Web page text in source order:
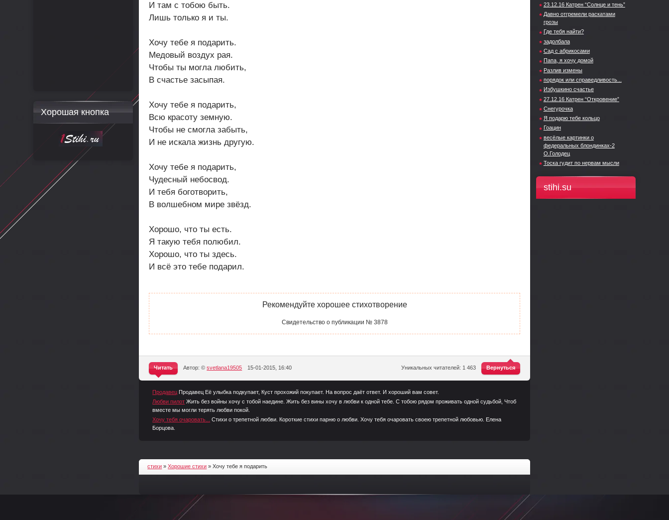
И там с тобою быть.
Лишь только я и ты.
Хочу тебе я подарить.
Медовый воздух рая.
Чтобы ты могла любить,
В счастье засыпая.
Хочу тебе я подарить,
Всю красоту земную.
Чтобы не смогла забыть,
И не искала жизнь другую.
Хочу тебе я подарить,
Чудесный небосвод.
И тебя боготворить,
В волшебном мире звёзд.
Хорошо, что ты есть.
Я такую тебя полюбил.
Хорошо, что ты здесь.
И всё это тебе подарил.
Рекомендуйте хорошее стихотворение
Свидетельство о публикации № 3878
Вернуться
Уникальных читателей: 1 463
Читать
^
Автор: ©svetlana19505 15-01-2015, 16:40
Продавец Продавец Её улыбка подкупает, Куст прохожий покупает. На вопрос даёт ответ. И хороший вам совет.
Любви пилот Жить без войны хочу с тобой наедине. Жить без вины хочу в любви к одной тебе. С тобою рядом проживать одной судьбой, Чтоб
вместе мы могли терять любви покой.
Хочу тебя очаровать...
Стихи о трепетной любви. Короткие стихи парню о любви. Хочу тебя очаровать своею трепетной любовью. Елена
Борцова.
стихи »Хорошие стихи » Хочу тебе я подарить
23.12.16 Катрен “Солнце и тень”
Давно отгремели раскатами
грозы
Где тебя найти?
задолбала
Сад с абрикосами
Папа, я хочу домой
Разлив измены
порядок или справедливость...
Избушкино счастье
27.12.16 Катрен “Откровение”
Снегурочка
Я подарю тебе кольцо
Гоацин
весёлые картинки о
федеральных блондинках-2
О.Голодец
Тоска гудит по нервам мысли
stihi.su
Хорошая кнопка